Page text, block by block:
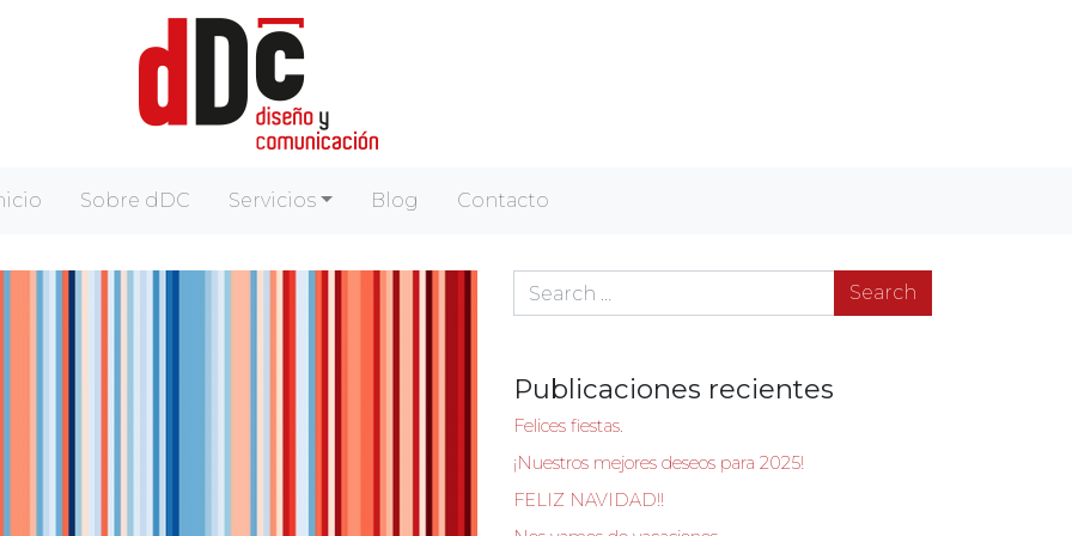
Sobre dDC Servicios Blog Contacto
Search
Publicaciones recientes
Felices fiestas.
¡Nuestros mejores deseos para 2025!
FELIZ NAVIDAD!!